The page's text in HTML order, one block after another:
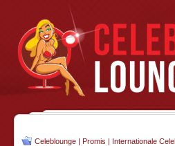
Celeblounge | Promis | Internationale